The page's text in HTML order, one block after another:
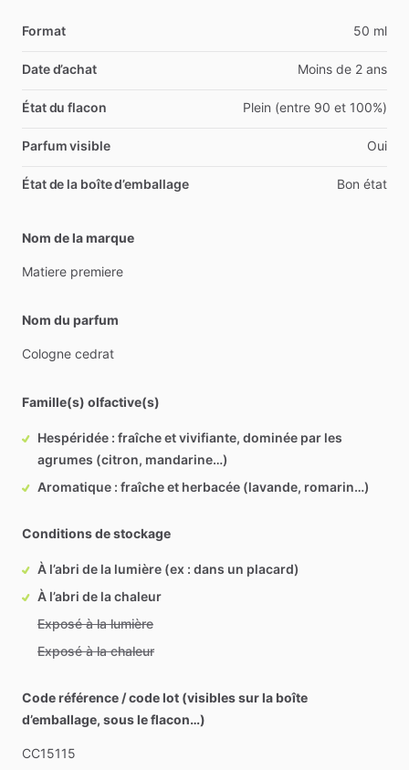
Format 50 ml
Date d’achat Moins de 2 ans
État du flacon Plein (entre 90 et 100%)
Parfum visible Oui
État de la boîte d’emballage Bon état
Nom de la marque
Matiere premiere
Nom du parfum
Cologne cedrat
Famille(s) olfactive(s)
Hespéridée : fraîche et vivifiante, dominée par les
agrumes (citron, mandarine…)
Aromatique : fraîche et herbacée (lavande, romarin…)
Conditions de stockage
À l’abri de la lumière (ex : dans un placard)
À l’abri de la chaleur
Exposé à la lumière
Exposé à la chaleur
Code référence / code lot (visibles sur la boîte
d’emballage, sous le flacon…)
CC15115